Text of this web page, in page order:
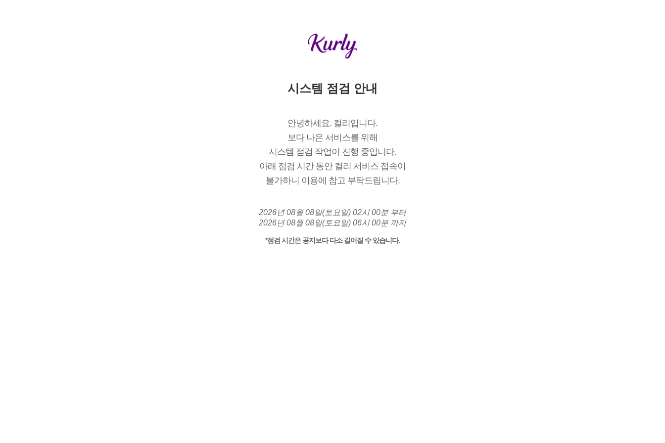
시스템 점검 안내
안녕하세요. 컬리입니다.
보다 나은 서비스를 위해
시스템 점검 작업이 진행 중입니다.
아래 점검 시간 동안 컬리 서비스 접속이
불가하니 이용에 참고 부탁드립니다.
2026년 08월 08일(토요일) 02시 00분 부터
2026년 08월 08일(토요일) 06시 00분 까지
*점검 시간은 공지보다 다소 길어질 수 있습니다.